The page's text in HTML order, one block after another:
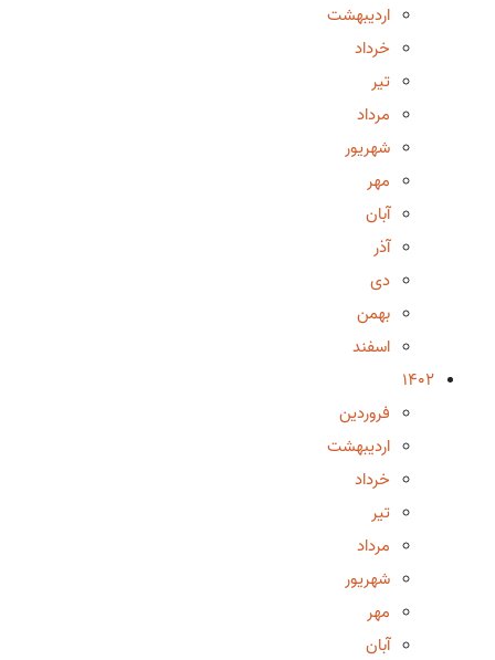
اردیبهشت
خرداد
تیر
مرداد
شهریور
مهر
آبان
آذر
دی
بهمن
اسفند
1402
فروردین
اردیبهشت
خرداد
تیر
مرداد
شهریور
مهر
آبان